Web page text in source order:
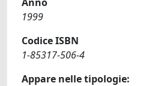
1999
Codice ISBN
1-85317-506-4
Appare nelle tipologie: